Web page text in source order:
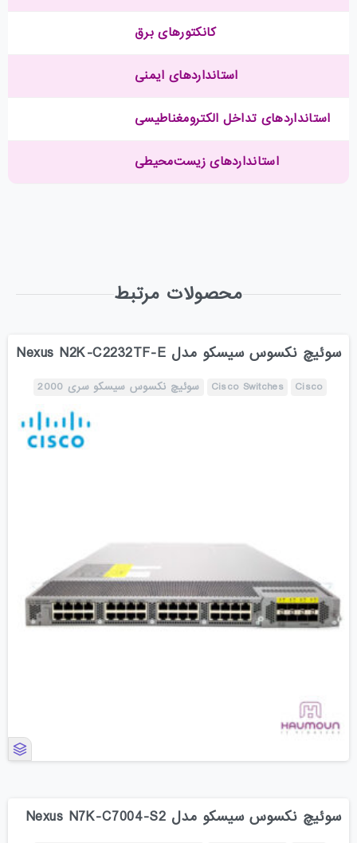
کانکتورهای برق
استانداردهای ایمنی
استانداردهای تداخل الکترومغناطیسی
استانداردهای زیست‌محیطی
محصولات مرتبط
سوئیچ نکسوس سیسکو مدل Nexus N2K-C2232TF-E
Cisco
Cisco Switches سوئیچ نکسوس سیسکو سری 2000
سوئیچ نکسوس سیسکو مدل Nexus N7K-C7004-S2